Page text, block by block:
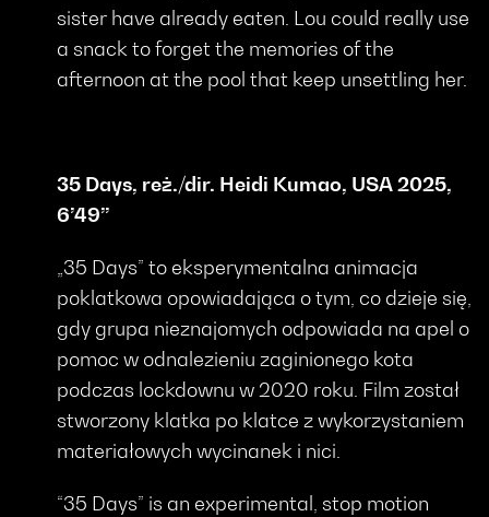
sister have already eaten. Lou could really use
a snack to forget the memories of the
afternoon at the pool that keep unsettling her.
35 Days, reż./dir. Heidi Kumao, USA 2025,
6’49’’
„35 Days” to eksperymentalna animacja
poklatkowa opowiadająca o tym, co dzieje się,
gdy grupa nieznajomych odpowiada na apel o
pomoc w odnalezieniu zaginionego kota
podczas lockdownu w 2020 roku. Film został
stworzony klatka po klatce z wykorzystaniem
materiałowych wycinanek i nici.
“35 Days” is an experimental, stop motion